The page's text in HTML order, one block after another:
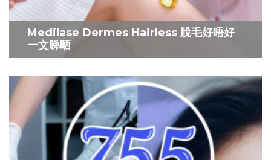
Medilase Dermes Hairless 脫毛好唔好
一文睇晒